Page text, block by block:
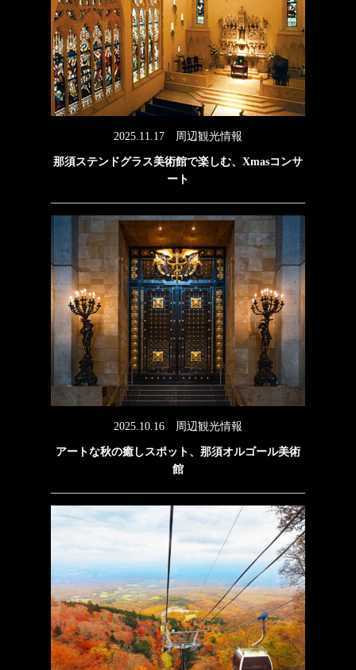
2025.11.17 周辺観光情報
那須ステンドグラス美術館で楽しむ、Xmasコンサ
ート
2025.10.16 周辺観光情報
アートな秋の癒しスポット、那須オルゴール美術
館